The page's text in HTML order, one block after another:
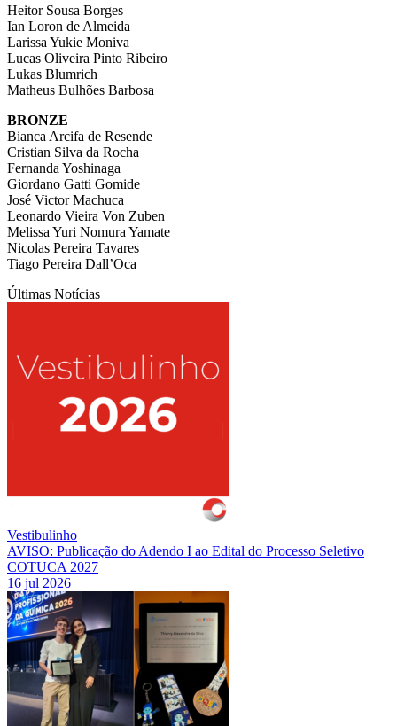
Heitor Sousa Borges
Ian Loron de Almeida
Larissa Yukie Moniva
Lucas Oliveira Pinto Ribeiro
Lukas Blumrich
Matheus Bulhões Barbosa
BRONZE
Bianca Arcifa de Resende
Cristian Silva da Rocha
Fernanda Yoshinaga
Giordano Gatti Gomide
José Victor Machuca
Leonardo Vieira Von Zuben
Melissa Yuri Nomura Yamate
Nicolas Pereira Tavares
Tiago Pereira Dall’Oca
Últimas Notícias
Vestibulinho
AVISO: Publicação do Adendo I ao Edital do Processo Seletivo
COTUCA 2027
16 jul 2026